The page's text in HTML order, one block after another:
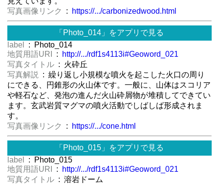
写真画像リンク
: https://.../carbonizedwood.html
「Photo_014」をアプリで見る
label
: Photo_014
地質用語URI
:
http://.../rdf1s4113i#Geoword_021
写真タイトル : 火砕丘
写真解説
: 繰り返し小規模な噴火を起こした火口の周り
にできる、円錐形の火山体です。一般に、山体はスコリア
や軽石など、発泡の進んだ火山砕屑物が堆積してできてい
ます。玄武岩質マグマの噴火活動でしばしば形成されま
す。
写真画像リンク
: https://.../cone.html
「Photo_015」をアプリで見る
label
: Photo_015
地質用語URI
:
http://.../rdf1s4113i#Geoword_021
写真タイトル : 溶岩ドーム